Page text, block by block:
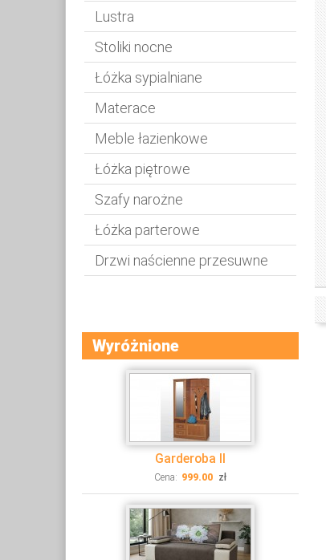
Lustra
Stoliki nocne
Łóżka sypialniane
Materace
Meble łazienkowe
Łóżka piętrowe
Szafy narożne
Łóżka parterowe
Drzwi naścienne przesuwne
Wyróżnione
Garderoba II
Cena: 999.00 zł